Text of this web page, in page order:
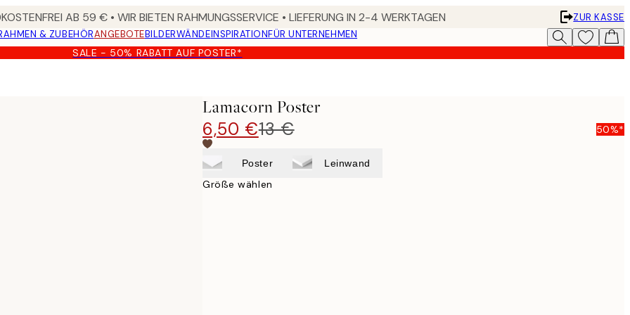
AB 59 € • WIR BIETEN RAHMUNGSSERVICE • LIEFERUNG IN 2-4 WERKTAGEN
ZUR KASSE
& ZUBEHÖRANGEBOTEBILDERWÄNDEINSPIRATIONFÜR UNTERNEHMEN
SALE - 50% RABATT AUF POSTER*
Lamacorn Poster
6,50 €13 € 50%*
Poster Leinwand
Größe wählen